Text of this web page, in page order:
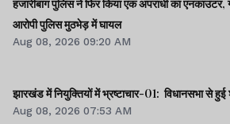
हजारीबाग पुलिस ने फिर किया एक अपराधी का एनकाउंटर,
आरोपी पुलिस मुठभेड़ में घायल
Aug 08, 2026 09:20 AM
झारखंड में नियुक्तियों में भ्रष्टाचार-01: विधानसभा से
Aug 08, 2026 07:53 AM